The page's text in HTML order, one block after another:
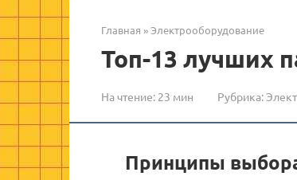
Главная »Электрооборудование
Топ-13 лучших
На чтение: 23 мин Рубрика:
Принципы